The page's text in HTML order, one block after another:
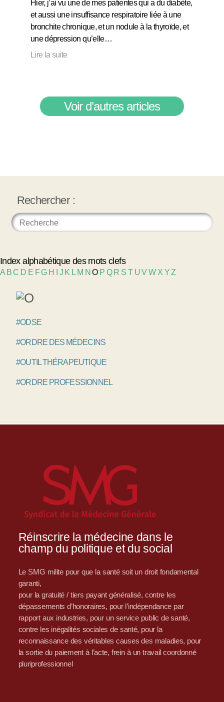
Hier, j’ai vu une de mes patientes qui a du diabète,
et aussi une insuffisance respiratoire liée à une
bronchite chronique, et un nodule à la thyroïde, et
une dépression qu’elle…
Lire la suite
Voir d’autres articles
Rechercher :
Index alphabétique des mots clefs
A BC D E FG H J K L M NO P Q R S T UVW X YZ
#ODSE
#ORDRE DES MÉDECINS
#OUTIL THÉRAPEUTIQUE
#ORDRE PROFESSIONNEL
Réinscrire la médecine dans le
champ du politique et du social
Le SMG milite pour que la santé soit un droit fondamental
garanti,
pour la gratuité / tiers payant généralisé, contre les
dépassements d’honoraires, pour l’indépendance par
rapport aux industries, pour un service public de santé,
contre les inégalités sociales de santé, pour la
reconnaissance des véritables causes des maladies, pour
la sortie du paiement à l’acte, frein à un travail coordonné
pluriprofessionnel